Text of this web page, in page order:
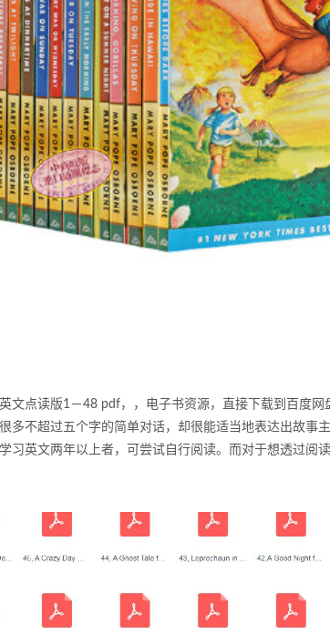
文点读版1－48 pdf，，电子书资源，直接下载到百度网
多不超过五个字的简单对话，却很能适当地表达出故事主
习英文两年以上者，可尝试自行阅读。而对于想透过阅